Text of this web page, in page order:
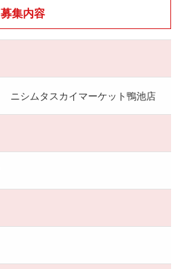
募集内容
ニシムタスカイマーケット鴨池店